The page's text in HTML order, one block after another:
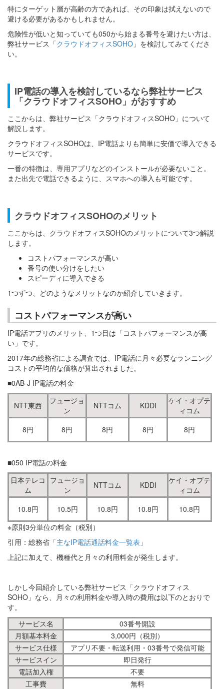
特にターゲット層が高齢の方であれば、その印象は拭えないので
避ける必要があるかもしれません。
危険性が低いと知っていても050から始まる番号を避けたい方は、
弊社サービス「クラウドオフィスSOHO 」を検討してみてくださ
い。
IP電話の導入を検討しているなら弊社サービス
「クラウドオフィスSOHO」がおすすめ
ここからは、弊社サービス「クラウドオフィスSOHO」について
解説します。
クラウドオフィスSOHOは、IP電話よりも簡単に安価で導入できる
サービスです。
一番の特徴は、専用アプリなどのインストールが必要ないこと。
また出先で電話できるように、スマホへの導入も可能です。
クラウドオフィスSOHOのメリット
ここからは、クラウドオフィスSOHOのメリットについて3つ解説
します。
コストパフォーマンスが高い
番号の使い分けをしたい
スピーディに導入できる
1つずつ、どのようなメリットなのか紹介していきます。
コストパフォーマンスが高い
IP電話アプリのメリット、1つ目は「コストパフォーマンスが高
い」です。
2017年の総務省による調査では、IP電話に月々必要なランニング
コストの平均的な価格が算出されました。
■0AB-J IP電話の料金
NTT東西
フュージョ
ン
NTTコム KDDI
ケイ・オプテ
ィコム
8円
8円 8円 8円 8円
■050 IP電話の料金
日本テレコ
ム
フュージョ
ン
NTTコム KDDI
ケイ・オプテ
ィコム
10.8円
10.5円 10.8円 10.8円
10.8円
※原則3分単位の料金（税別）
引用：総務省「主なIP電話通話料金一覧表 」
上記に加えて、機種代と月々の利用料金が発生します。
しかし今回紹介している弊社サービス「クラウドオフィス
SOHO」なら、月々の利用料金や導入時の費用は以下のとおりで
す。
サービス名
03番号開設
月額基本料金
3,000円（税別）
サービス仕様
アプリ不要・転送利用・03番号で発信可能
サービスイン
即日発行
電話加入権
不要
工事費
無料